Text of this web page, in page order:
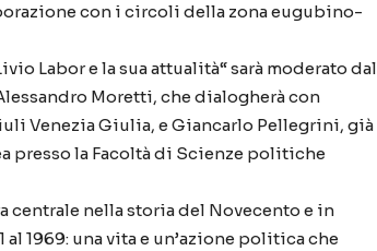
con i circoli della zona eugubino-
Labor e la sua attualità“ sarà moderato dal
Moretti, che dialogherà con
Venezia Giulia, e Giancarlo Pellegrini, già
presso la Facoltà di Scienze politiche
centrale nella storia del Novecento e in
1969: una vita e un’azione politica che